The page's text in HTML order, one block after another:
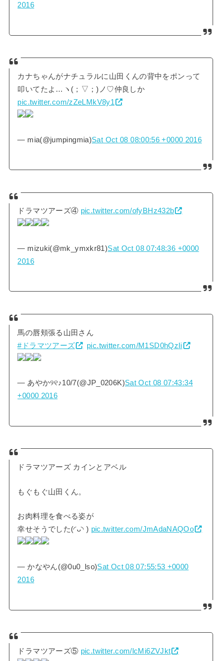
2016
カナちゃんがナチュラルに山田くんの背中をポンって
叩いてたよ…ヽ(；▽；)ノ♡仲良しか
pic.twitter.com/zZeLMkV8y1
— mia(@jumpingmia)Sat Oct 08 08:00:56 +0000 2016
ドラマツアーズ④ pic.twitter.com/ofyBHz432b
— mizuki(@mk_ymxkr81)Sat Oct 08 07:48:36 +0000
2016
馬の唇頬張る山田さん
#ドラマツアーズ
pic.twitter.com/M1SD0hQzIi
— あやか୨୧♪10/7(@JP_0206K)Sat Oct 08 07:43:34
+0000 2016
ドラマツアーズ カインとアベル
もぐもぐ山田くん。
お肉料理を食べる姿が
幸せそうでした(◜ᴗ◝ ) pic.twitter.com/JmAdaNAQOo
— かなやん(@0u0_lso)Sat Oct 08 07:55:53 +0000
2016
ドラマツアーズ⑤ pic.twitter.com/lcMi6ZVJkt